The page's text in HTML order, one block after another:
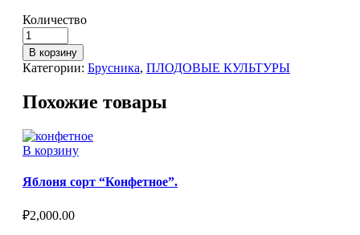
Количество
В корзину
Категории: Брусника, ПЛОДОВЫЕ КУЛЬТУРЫ
Похожие товары
В корзину
Яблоня сорт “Конфетное”.
₽2,000.00